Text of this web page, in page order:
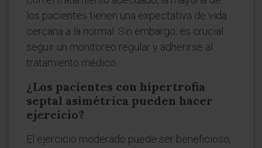
los pacientes tienen una expectativa de vida
cercana a la normal. Sin embargo, es crucial
seguir un monitoreo regular y adherirse al
tratamiento médico.
¿Los pacientes con hipertrofia
septal asimétrica pueden hacer
ejercicio?
El ejercicio moderado puede ser beneficioso,